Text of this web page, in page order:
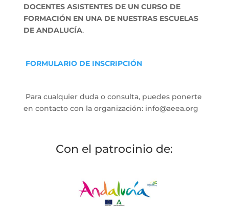
DOCENTES ASISTENTES DE UN CURSO DE
FORMACIÓN EN UNA DE NUESTRAS ESCUELAS
DE ANDALUCÍA.
FORMULARIO DE INSCRIPCIÓN
Para cualquier duda o consulta, puedes ponerte
en contacto con la organización: info@aeea.org
Con el patrocinio de: